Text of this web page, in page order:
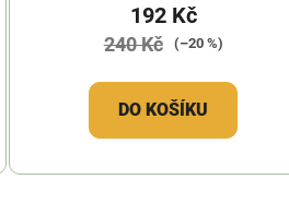
192 Kč
240 Kč (–20 %)
DO KOŠÍKU